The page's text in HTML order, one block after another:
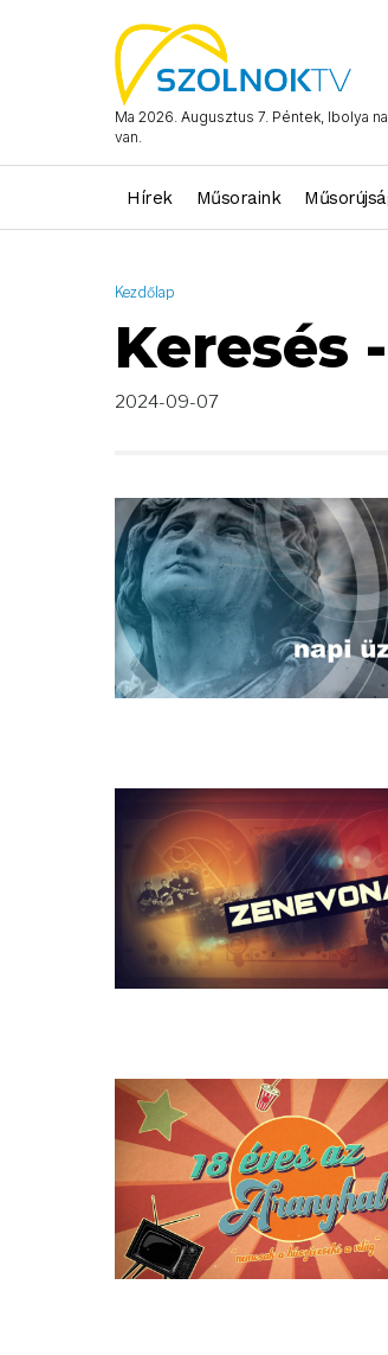
Ma 2026. Augusztus 7. Péntek, Ibolya
van.
Hírek Műsoraink
Kezdőlap
Keresés -
2024-09-07